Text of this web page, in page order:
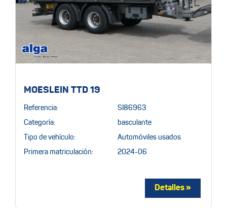
MOESLEIN TTD 19
Referencia: SI86963
Categoría: basculante
Tipo de vehículo: Automóviles usados
Primera matriculación: 2024-06